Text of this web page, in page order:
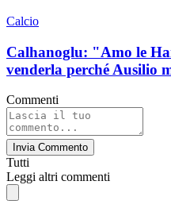
Calcio
Calhanoglu: "Amo le
venderla perché Ausilio
Commenti
Invia Commento
Tutti
Leggi altri commenti